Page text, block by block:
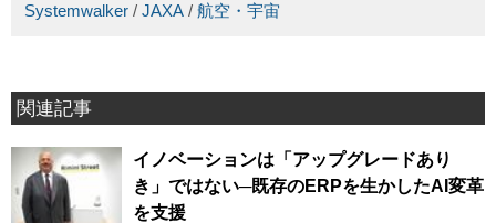
Systemwalker / JAXA / 航空・宇宙
関連記事
イノベーションは「アップグレードあり
き」ではない─既存のERPを生かしたAI変革
を支援